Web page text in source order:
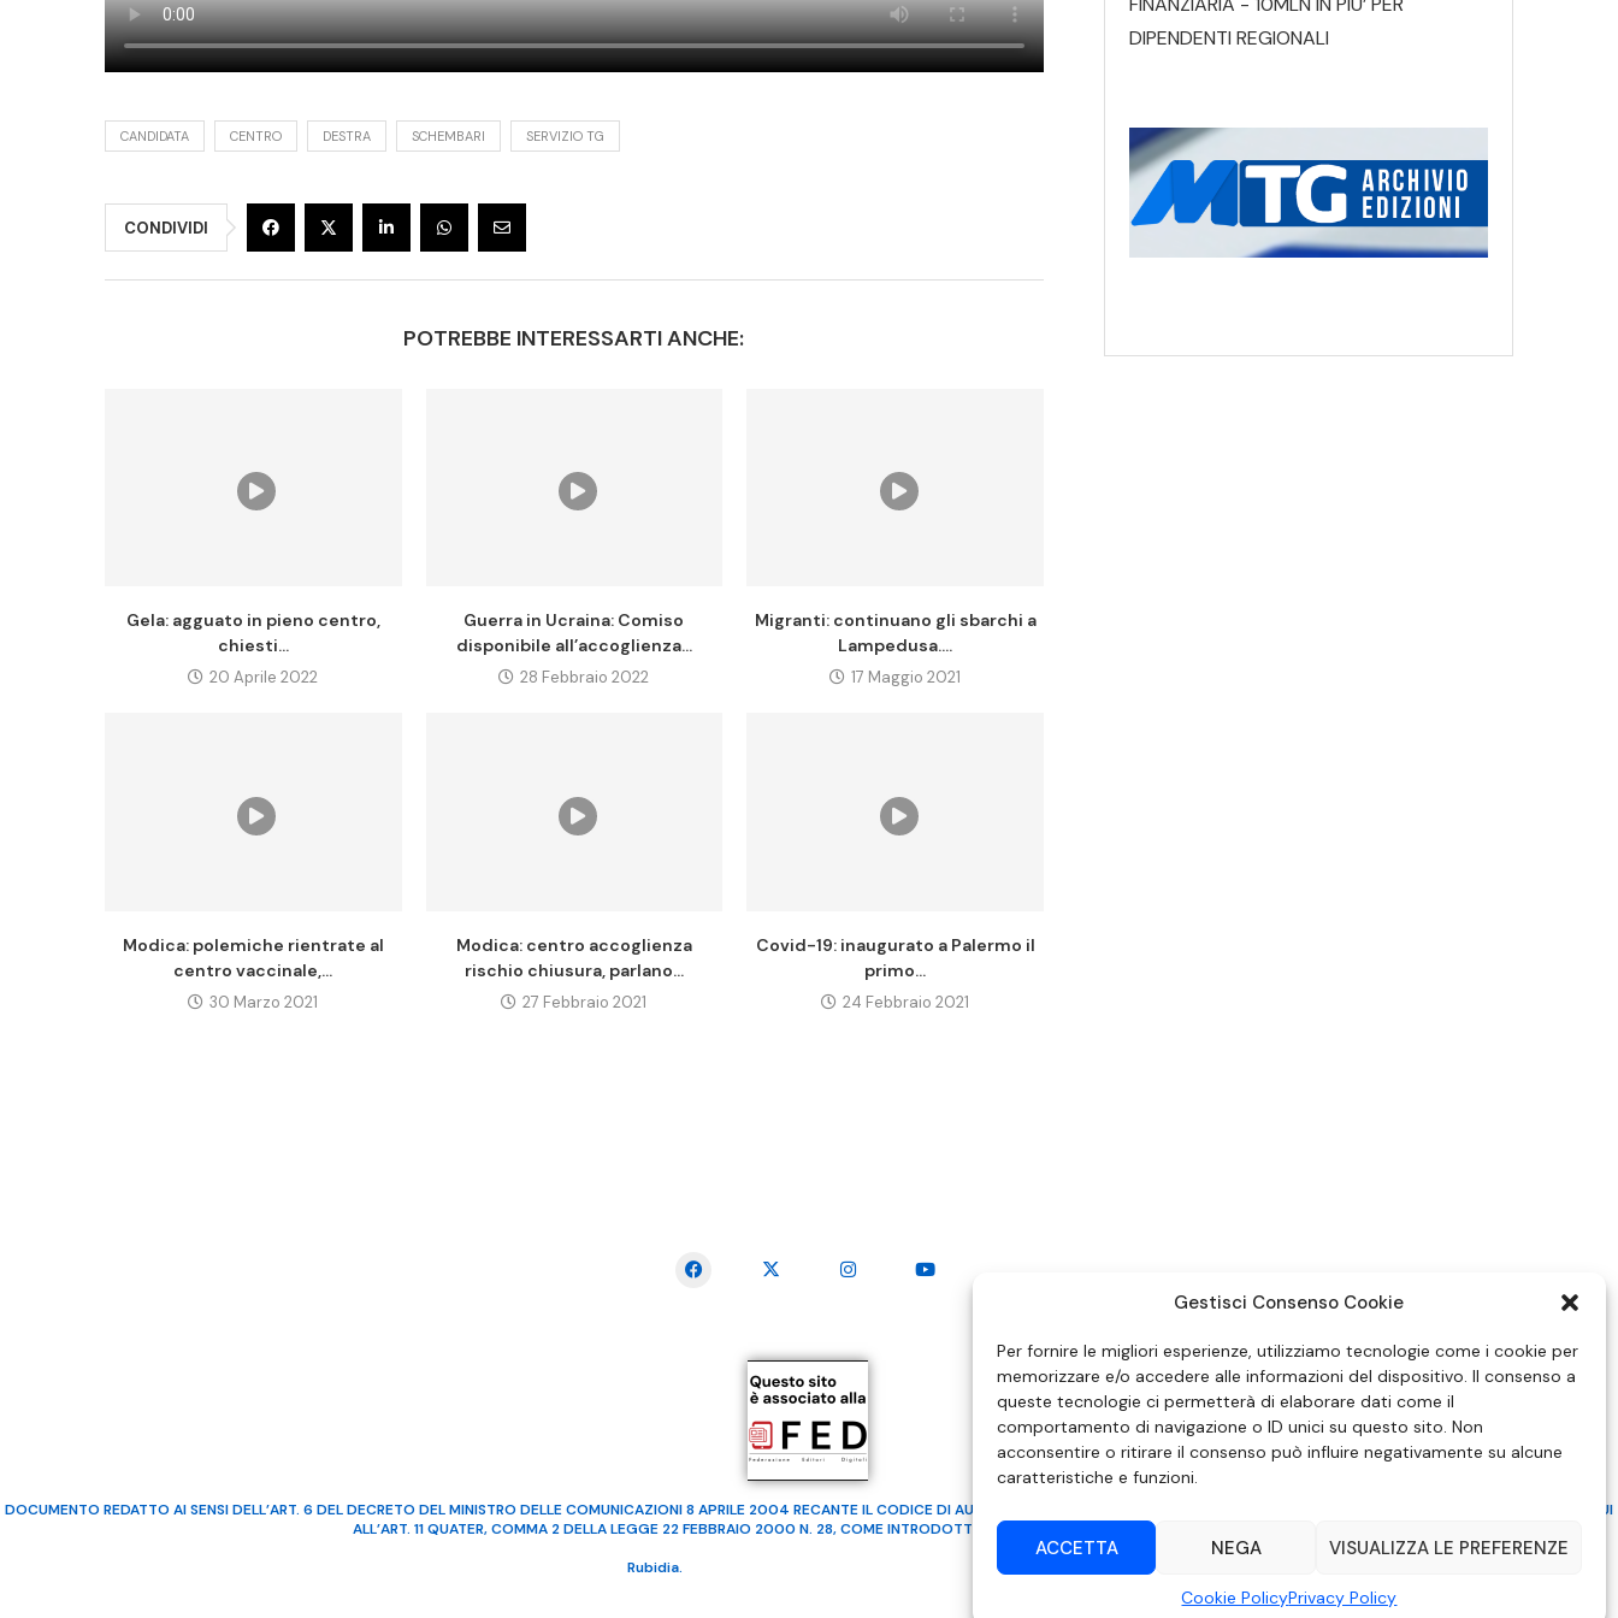
Gestisci Consenso Cookie
Per fornire le migliori esperienze, utilizziamo tecnologie come i cookie per
memorizzare e/o accedere alle informazioni del dispositivo. Il consenso a
queste tecnologie ci permetterà di elaborare dati come il
comportamento di navigazione o ID unici su questo sito. Non
acconsentire o ritirare il consenso può influire negativamente su alcune
caratteristiche e funzioni.
ACCETTA NEGA VISUALIZZA LE PREFERENZE
Cookie PolicyPrivacy Policy
CANDIDATA CENTRO DESTRA SCHEMBARI SERVIZIO TG
CONDIVIDI
POTREBBE INTERESSARTI ANCHE:
Gela: agguato in pieno centro,
chiesti...
20 Aprile 2022
Guerra in Ucraina: Comiso
disponibile all’accoglienza...
28 Febbraio 2022
Migranti: continuano gli sbarchi a
Lampedusa....
17 Maggio 2021
Modica: polemiche rientrate al
centro vaccinale,...
30 Marzo 2021
Modica: centro accoglienza
rischio chiusura, parlano...
27 Febbraio 2021
Covid-19: inaugurato a Palermo il
primo...
24 Febbraio 2021
DIPENDENTI REGIONALI
DOCUMENTO REDATTO AI SENSI DELL’ART. 6 DEL DECRETO DEL MINISTRO DELLE COMUNICAZIONI 8 APRILE 2004 RECANTE IL CODICE DI AUTOREGOLAMENTAZIONE IN MATERIA DI ATTUAZIONE DEL PRINCIPIO DEL PLURALISMO, DI CUI
ALL’ART. 11 QUATER, COMMA 2 DELLA LEGGE 22 FEBBRAIO 2000 N. 28, COME INTRODOTTO DALLA LEGGE 6 NOVEMBRE 2003, N. 313
Rubidia. Tutti i diritti riservati | RVM Srl – SS 115 Km 339,500 – Modica (RG) | P.Iva 00857190888.